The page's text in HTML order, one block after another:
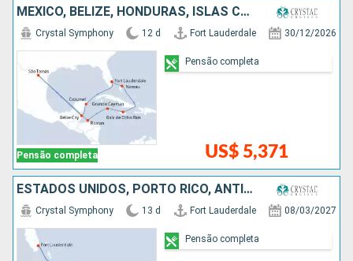
MÉXICO, BELIZE, HONDURAS, ISLAS CAIMÁN, JAMAICA, BAHAMAS, ESTADOS UNIDOS
Pensão completa
Crystal Symphony 12 d Fort Lauderdale 30/12/2026
US$ 5,371
Pensão completa
ESTADOS UNIDOS, PORTO RICO, ANTIGUA E BARBUDA, FRANCIA, REPUBLICA DOMINICANA
Crystal Symphony 13 d Fort Lauderdale 08/03/2027
Pensão completa